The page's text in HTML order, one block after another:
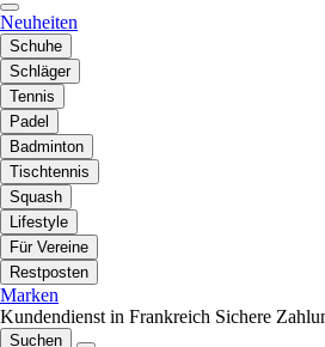
Neuheiten
Schuhe
Schläger
Tennis
Padel
Badminton
Tischtennis
Squash
Lifestyle
Für Vereine
Restposten
Marken
Kundendienst in Frankreich Sichere
Suchen